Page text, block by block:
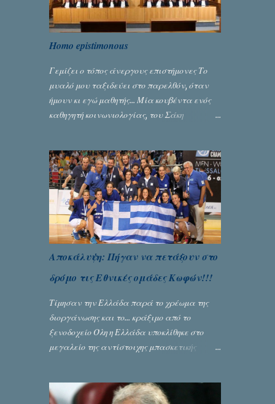
Homo epistimonous
Γεμίζει ο τόπος άνεργους επιστήμονες Το
μυαλό μου ταξιδεύει στο παρελθόν, όταν
ήμουν κι εγώ μαθητής... Μία κουβέντα ενός
καθηγητή κοινωνιολογίας, του Σάκη
Γράφει ο Σταύρος Αλευρογιάννης
Αποκάλυψη: Πήγαν να πετάξουν στο
δρόμο τις Εθνικές ομάδες Κωφών!!!
Τίμησαν την Ελλάδα παρά το χρέωμα της
διοργάνωσης και το... κράξιμο από το
ξενοδοχείο Όλη η Ελλάδα υποκλίθηκε στο
μεγαλείο της αντίστοιχης μπασκετικής
πρωταθλήματος κωφών που διεξήχθη στη